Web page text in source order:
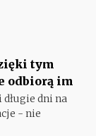
tym
odbiorą im
dni na
- nie